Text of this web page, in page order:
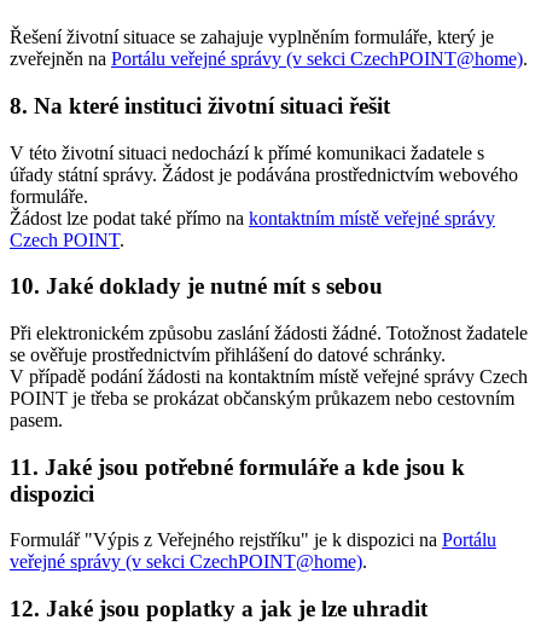
Řešení životní situace se zahajuje vyplněním formuláře, který je
zveřejněn na Portálu veřejné správy (v sekci CzechPOINT@home).
8. Na které instituci životní situaci řešit
V této životní situaci nedochází k přímé komunikaci žadatele s
úřady státní správy. Žádost je podávána prostřednictvím webového
formuláře.
Žádost lze podat také přímo na kontaktním místě veřejné správy
Czech POINT.
10. Jaké doklady je nutné mít s sebou
Při elektronickém způsobu zaslání žádosti žádné. Totožnost žadatele
se ověřuje prostřednictvím přihlášení do datové schránky.
V případě podání žádosti na kontaktním místě veřejné správy Czech
POINT je třeba se prokázat občanským průkazem nebo cestovním
pasem.
11. Jaké jsou potřebné formuláře a kde jsou k
dispozici
Formulář "Výpis z Veřejného rejstříku" je k dispozici na Portálu
veřejné správy (v sekci CzechPOINT@home).
12. Jaké jsou poplatky a jak je lze uhradit